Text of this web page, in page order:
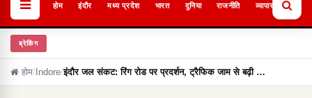
होम इंदौर मध्य प्रदेश भारत दुनिया राजनीति व्यापार खेल
ब्रेकिंग
होम/ Indore/इंदौर जल संकट: रिंग रोड पर प्रदर्शन, ट्रैफिक जाम से बढ़ी …